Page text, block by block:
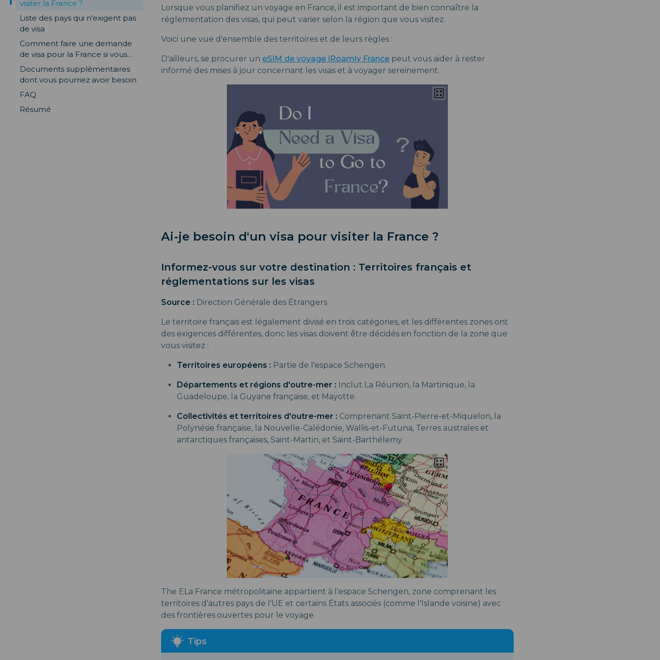
visiter la France ?
Liste des pays qui n'exigent pas
de visa
Comment faire une demande
de visa pour la France si vous
ne venez pas d'un pays
dispensé de visa ?
Documents supplémentaires
dont vous pourriez avoir besoin
FAQ
Résumé
Lorsque vous planifiez un voyage en France, il est important de bien connaître la
réglementation des visas, qui peut varier selon la région que vous visitez.
Voici une vue d'ensemble des territoires et de leurs règles :
D'ailleurs, se procurer un eSIM de voyage iRoamly France peut vous aider à rester
informé des mises à jour concernant les visas et à voyager sereinement.
Ai-je besoin d'un visa pour visiter la France ?
Informez-vous sur votre destination : Territoires français et
réglementations sur les visas
Source : Direction Générale des Étrangers
Le territoire français est légalement divisé en trois catégories, et les différentes zones ont
des exigences différentes, donc les visas doivent être décidés en fonction de la zone que
vous visitez :
Territoires européens : Partie de l'espace Schengen.
Départements et régions d'outre-mer : Inclut La Réunion, la Martinique, la
Guadeloupe, la Guyane française, et Mayotte.
Collectivités et territoires d'outre-mer : Comprenant Saint-Pierre-et-Miquelon, la
Polynésie française, la Nouvelle-Calédonie, Wallis-et-Futuna, Terres australes et
antarctiques françaises, Saint-Martin, et Saint-Barthélemy.
The ELa France métropolitaine appartient à l'espace Schengen, zone comprenant les
territoires d'autres pays de l'UE et certains États associés (comme l'Islande voisine) avec
des frontières ouvertes pour le voyage.